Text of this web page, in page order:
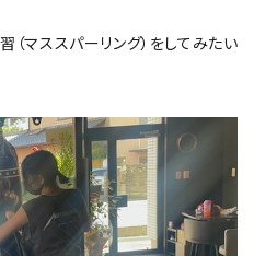
マススパーリング）をしてみたい